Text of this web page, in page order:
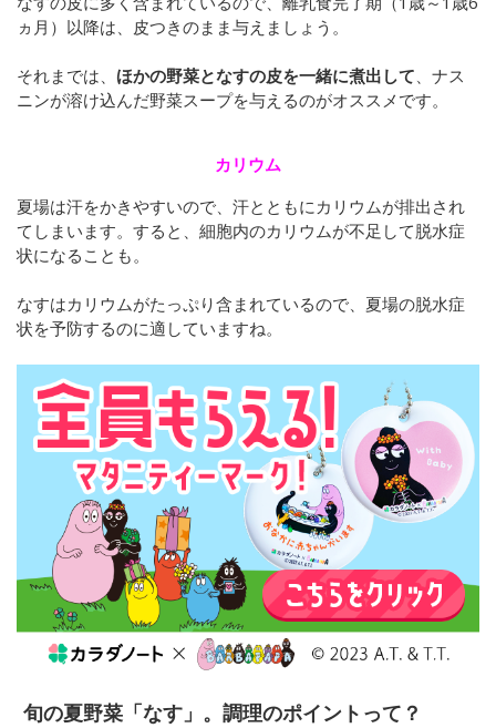
ヵ月）以降は、皮つきのまま与えましょう。
それまでは、 ほかの野菜となすの皮を一緒に煮出して 、ナス
ニンが溶け込んだ野菜スープを与えるのがオススメです。
カリウム
夏場は汗をかきやすいので、汗とともにカリウムが排出され
てしまいます。すると、細胞内のカリウムが不足して脱水症
状になることも。
なすはカリウムがたっぷり含まれているので、夏場の脱水症
状を予防するのに適していますね。
旬の夏野菜「なす」。調理のポイントって？